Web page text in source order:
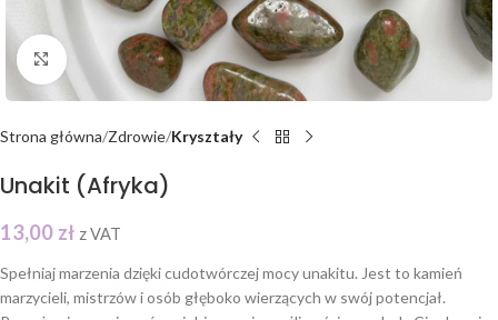
Click to enlarge
Strona główna Zdrowie Kryształy
Unakit (Afryka)
13,00 zł z VAT
Spełniaj marzenia dzięki cudotwórczej mocy unakitu. Jest to kamień
marzycieli, mistrzów i osób głęboko wierzących w swój potencjał.